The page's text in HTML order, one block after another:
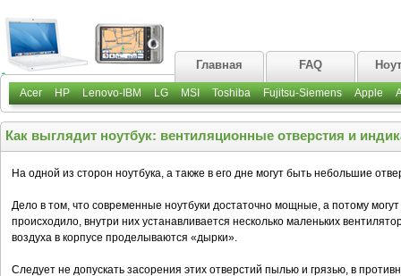
Главная FAQ
Acer HP Lenovo-IBM LG MSI Toshiba Fujitsu-Siemens Apple
Как выглядит ноутбук: вентиляционные отверстия и
На одной из сторон ноутбука, а также в его дне могут быть небольшие
Дело в том, что современные ноутбуки достаточно мощные, а потому
происходило, внутри них устанавливается несколько маленьких
воздуха в корпусе проделываются «дырки».
Следует не допускать засорения этих отверстий пылью и грязью, в